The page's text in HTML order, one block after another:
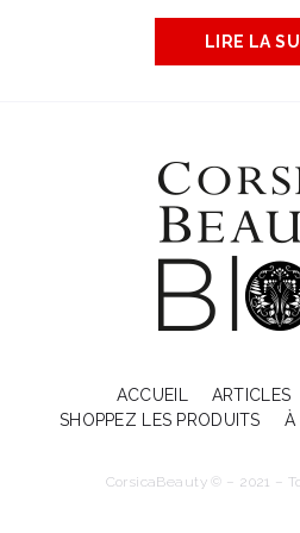
LIRE LA
ACCUEIL ARTICLES
SHOPPEZ LES PRODUITS
À
CorsicaBeauty © – 2021 –